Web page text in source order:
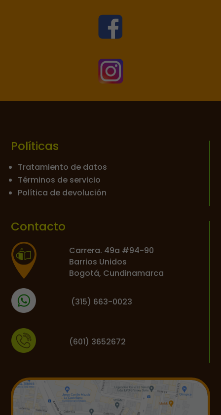


Políticas
Tratamiento de datos
Términos de servicio
Política de devolución
Contacto
Carrera. 49a #94-90
Barrios Unidos
Bogotá, Cundinamarca
(315) 663-0023
(601) 3652672